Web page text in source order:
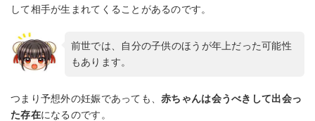
して相手が生まれてくることがあるのです。
前世では、自分の子供のほうが年上だった可能性
もあります。
つまり予想外の妊娠であっても、赤ちゃんは会うべきして出会っ
た存在になるのです。